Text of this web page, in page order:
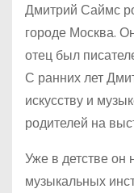
Дмитрий Саймс
городе Москва.
отец был
С ранних лет
искусству и
родителей на
Уже в детстве он
музыкальных